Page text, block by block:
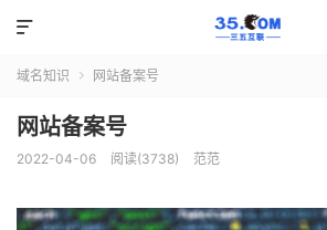

域名知识  网站备案号
网站备案号
2022-04-06 阅读(3738) 范范